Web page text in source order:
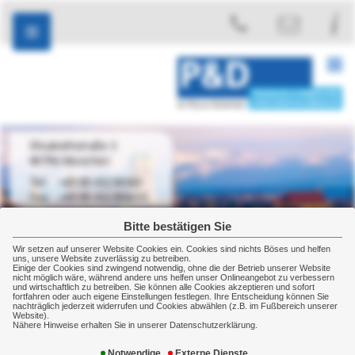
Bitte bestätigen Sie
Wir setzen auf unserer Website Cookies ein. Cookies sind nichts Böses und helfen
uns, unsere Website zuverlässig zu betreiben.
Einige der Cookies sind zwingend notwendig, ohne die der Betrieb unserer Website
nicht möglich wäre, während andere uns helfen unser Onlineangebot zu verbessern
und wirtschaftlich zu betreiben. Sie können alle Cookies akzeptieren und sofort
fortfahren oder auch eigene Einstellungen festlegen. Ihre Entscheidung können Sie
nachträglich jederzeit widerrufen und Cookies abwählen (z.B. im Fußbereich unserer
Website).
Nähere Hinweise erhalten Sie in unserer Datenschutzerklärung.
Elisabethstraße 3
80796 München
+49 89 45238560
+49 89 452385610
Gewerbe Sachversicherung Ihre Vermögenswerte
Sachversicherung für Ihre
Vermögenswerte